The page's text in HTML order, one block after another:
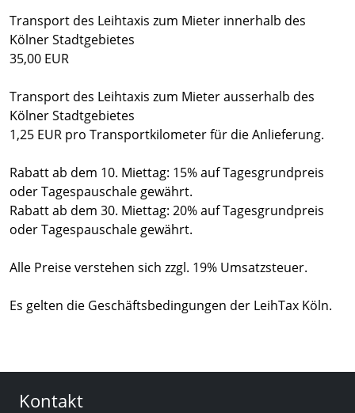
Transport des Leihtaxis zum Mieter innerhalb des
Kölner Stadtgebietes
35,00 EUR
Transport des Leihtaxis zum Mieter ausserhalb des
Kölner Stadtgebietes
1,25 EUR pro Transportkilometer für die Anlieferung.
Rabatt ab dem 10. Miettag: 15% auf Tagesgrundpreis
oder Tagespauschale gewährt.
Rabatt ab dem 30. Miettag: 20% auf Tagesgrundpreis
oder Tagespauschale gewährt.
Alle Preise verstehen sich zzgl. 19% Umsatzsteuer.
Es gelten die Geschäftsbedingungen der LeihTax Köln.
Kontakt